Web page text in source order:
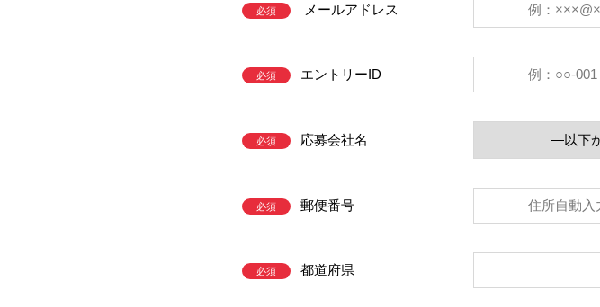
必須 メールアドレス
必須 エントリーID
必須 応募会社名
必須 郵便番号
必須 都道府県